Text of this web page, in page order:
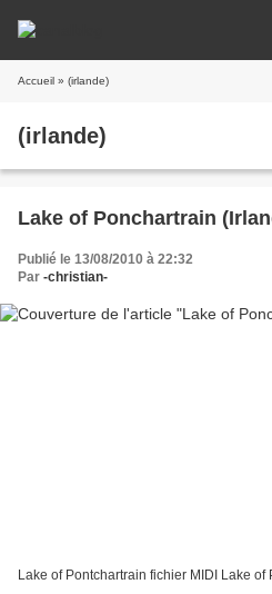
Accueil » (irlande)
(irlande)
Lake of Ponchartrain
Publié le 13/08/2010 à 22:32
Par -christian-
Lake of Pontchartrain fichier MIDI Lake of